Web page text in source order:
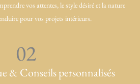
vos attentes, le style désiré et la nature
pour vos projets intérieurs.
02
& Conseils personnalisés